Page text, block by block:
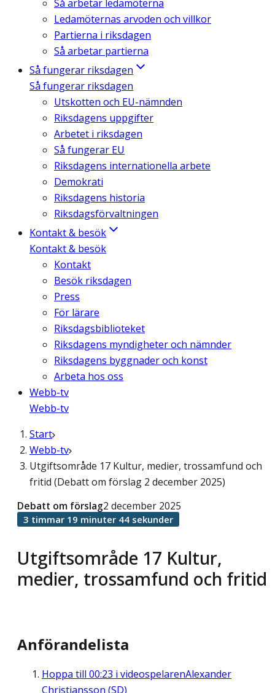
Så arbetar ledamöterna
Ledamöternas arvoden och villkor
Partierna i riksdagen
Så arbetar partierna
Så fungerar riksdagen
Så fungerar riksdagen
Utskotten och EU-nämnden
Riksdagens uppgifter
Arbetet i riksdagen
Så fungerar EU
Riksdagens internationella arbete
Demokrati
Riksdagens historia
Riksdagsförvaltningen
Kontakt & besök
Kontakt & besök
Kontakt
Besök riksdagen
Press
För lärare
Riksdagsbiblioteket
Riksdagens myndigheter och nämnder
Riksdagens byggnader och konst
Arbeta hos oss
Webb-tv
Webb-tv
Start
Webb-tv
Utgiftsområde 17 Kultur, medier, trossamfund och
fritid (Debatt om förslag 2 december 2025)
Utgiftsområde 17 Kultur,
medier, trossamfund och fritid
Debatt om förslag2 december 2025
3 timmar 19 minuter 44 sekunder
Anförandelista
Hoppa till 00:23 i videospelarenAlexander
Christiansson (SD)